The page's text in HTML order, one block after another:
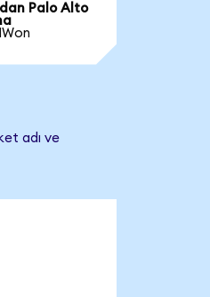
Palo Alto
adı ve